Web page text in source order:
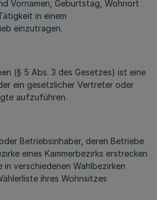
Vornamen, Geburtstag, Wohnort
in einem
einzutragen.
(§ 5 Abs. 3 des Gesetzes) ist eine
ein gesetzlicher Vertreter oder
aufzuführen.
Betriebsinhaber, deren Betriebe
eines Kammerbezirks erstrecken
in verschiedenen Wahlbezirken
ihres Wohnsitzes